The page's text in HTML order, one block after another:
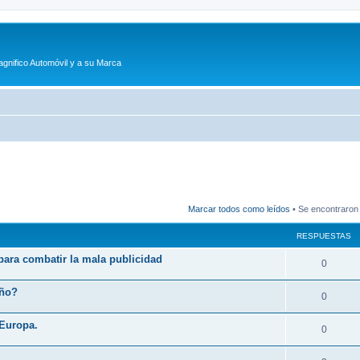
Automóvil y a su Marca
Marcar todos como leídos • Se
RESPUESTAS
combatir la mala publicidad 0R
e
p
u
0R
e
0R
e